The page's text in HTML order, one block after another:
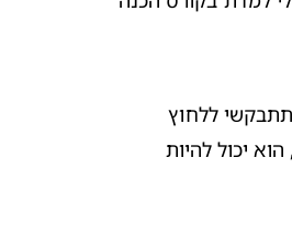
. כאשר ישנה פתיחה מלאה של צוואר הרחם (10 ס"מ), זה אומר שהגעת לשלב השני של הלידה, בו תפגשי את תינוקך. כעת תתבקשי ללחוץ